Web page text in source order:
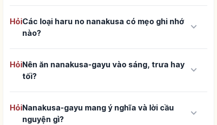
HỏiCác loại haru no nanakusa có mẹo ghi nhớ
nào?
keyboard_arrow_down
HỏiNên ăn nanakusa-gayu vào sáng, trưa hay
tối?
keyboard_arrow_down
HỏiNanakusa-gayu mang ý nghĩa và lời cầu
nguyện gì?
keyboard_arrow_down